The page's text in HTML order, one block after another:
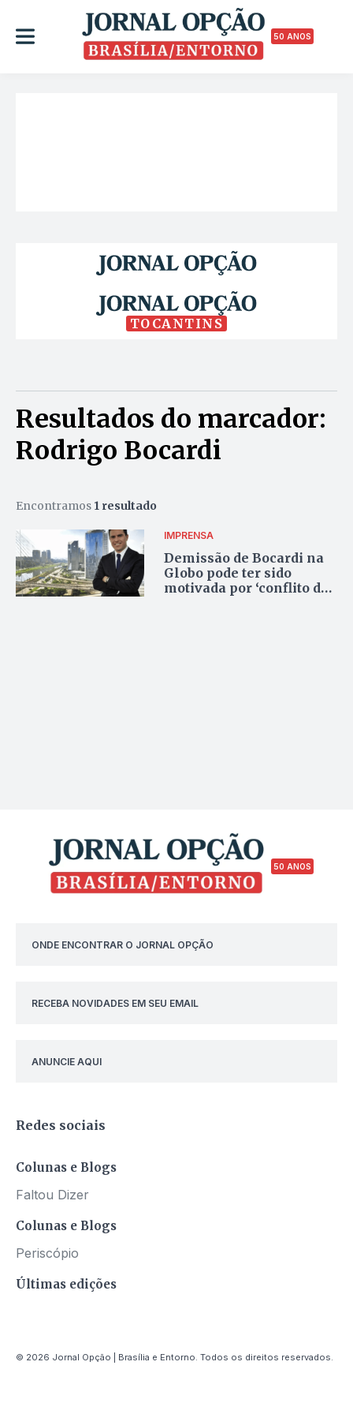
50 ANOS
TOCANTINS
Resultados do marcador:
Rodrigo Bocardi
Encontramos 1 resultado
IMPRENSA
Demissão de Bocardi na
Globo pode ter sido
motivada por ‘conflito de
50 ANOS
ONDE ENCONTRAR O JORNAL OPÇÃO
RECEBA NOVIDADES EM SEU EMAIL
ANUNCIE AQUI
Redes sociais
Colunas e Blogs
Faltou Dizer
Colunas e Blogs
Periscópio
Últimas edições
© 2026 Jornal Opção | Brasília e Entorno. Todos os direitos reservados.